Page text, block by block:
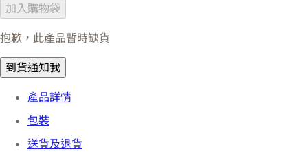
加入購物袋
抱歉，此產品暫時缺貨
到貨通知我
產品詳情
包裝
送貨及退貨